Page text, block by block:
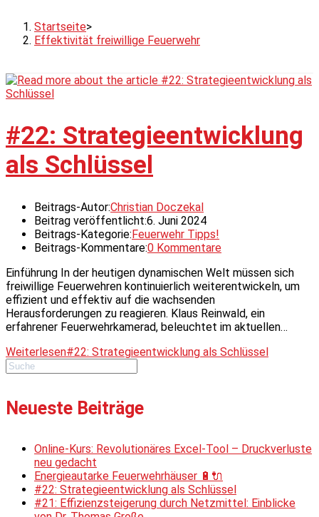
Startseite>
Effektivität freiwillige Feuerwehr
#22: Strategieentwicklung
als Schlüssel
Beitrags-Autor:Christian Doczekal
Beitrag veröffentlicht:6. Juni 2024
Beitrags-Kategorie: Feuerwehr Tipps!
Beitrags-Kommentare:0 Kommentare
Einführung In der heutigen dynamischen Welt müssen sich
freiwillige Feuerwehren kontinuierlich weiterentwickeln, um
effizient und effektiv auf die wachsenden
Herausforderungen zu reagieren. Klaus Reinwald, ein
erfahrener Feuerwehrkamerad, beleuchtet im aktuellen…
Weiterlesen#22: Strategieentwicklung als Schlüssel
Neueste Beiträge
Online-Kurs: Revolutionäres Excel-Tool – Druckverluste
neu gedacht
Energieautarke Feuerwehrhäuser 🔋🔌
#22: Strategieentwicklung als Schlüssel
#21: Effizienzsteigerung durch Netzmittel: Einblicke